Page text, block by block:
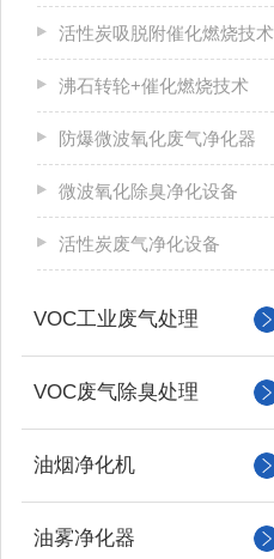
活性炭吸脱附催化燃烧技术
沸石转轮+催化燃烧技术
防爆微波氧化废气净化器
微波氧化除臭净化设备
活性炭废气净化设备
VOC工业废气处理
VOC废气除臭处理
油烟净化机
油雾净化器